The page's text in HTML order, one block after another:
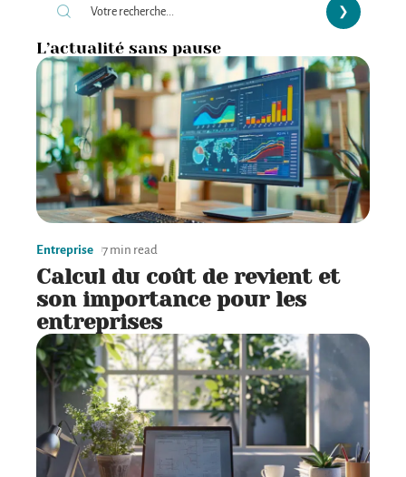
L’actualité sans pause
Entreprise 7 min read
Calcul du coût de revient et
son importance pour les
entreprises